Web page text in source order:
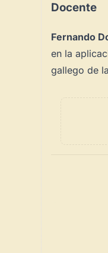
Docente
Fernando
en la
gallego de